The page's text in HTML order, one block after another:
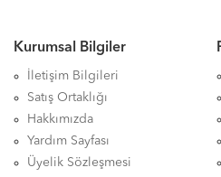
Kurumsal Bilgiler
İletişim Bilgileri
Satış Ortaklığı
Hakkımızda
Yardım Sayfası
Üyelik Sözleşmesi